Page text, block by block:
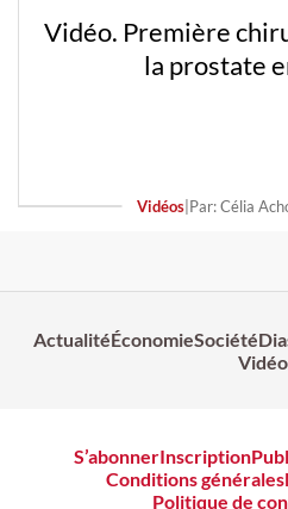
Vidéo. Première
la prostate
Vidéos|Par: Célia
ActualitéÉconomieSociété
S’abonnerInscription
Conditions générales
Politique de